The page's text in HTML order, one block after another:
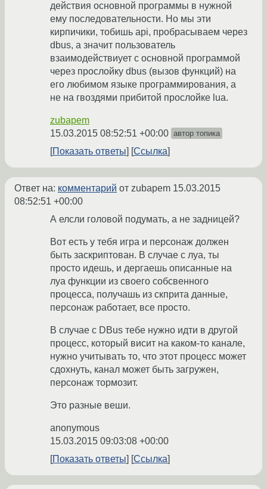
действия основной программы в нужной
ему последовательности. Но мы эти
кирпичики, тобишь api, пробрасываем через
dbus, а значит пользователь
взаимодействиует с основной программой
через прослойку dbus (вызов функций) на
его любимом языке программирования, а
не на гвоздями прибитой прослойке lua.
zubapem
15.03.2015 08:52:51 +00:00 автор топика
Показать ответы Ссылка
Ответ на: комментарий от zubapem 15.03.2015
08:52:51 +00:00
А елсли головой подумать, а не задницей?
Вот есть у тебя игра и персонаж должен
быть заскриптован. В случае с луа, ты
просто идешь, и дергаешь описанные на
луа функции из своего собсвенного
процесса, получашь из скприта данные,
персонаж работает, все просто.
В случае с DBus тебе нужно идти в другой
процесс, который висит на каком-то канале,
нужно учитывать то, что этот процесс может
сдохнуть, канал может быть загружен,
персонаж тормозит.
Это разные веши.
anonymous
15.03.2015 09:03:08 +00:00
Показать ответы
Ссылка